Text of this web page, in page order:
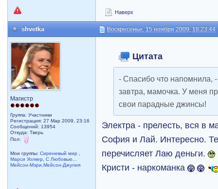
Наверх
shvetka Воскресенье, 15 ноября 2009, 18:23:44
Магистр
Группа: Участники
Регистрация: 27 Мар 2009, 23:16
Сообщений: 13954
Откуда: Тверь
Пол:
Мои группы:Сиреневый мир
Марси Уолкер
,С Любовью...
Мейсон-Мэри,Мейсон-Джулия
Цитата
- Спасибо что напомнила,
завтра, мамочка. У меня
свои парадные джинсы!
Электра - прелесть, вся в
София и Лай. Интересно.
перечисляет Лаю деньги.
Кристи - наркоманка